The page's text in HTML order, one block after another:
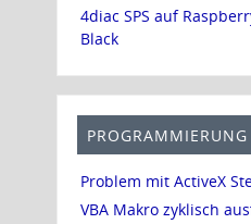
4diac SPS auf
Black
Problem mit ActiveX
VBA Makro zyklisch